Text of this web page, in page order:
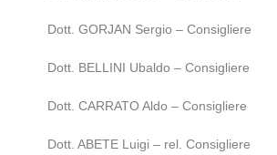
Dott. GORJAN Sergio – Consigliere
Dott. BELLINI Ubaldo – Consigliere
Dott. CARRATO Aldo – Consigliere
Dott. ABETE Luigi – rel. Consigliere